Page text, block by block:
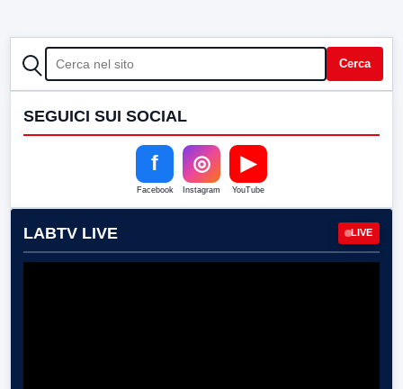
CERCA Cerca
SEGUICI SUI SOCIAL
f
Facebook
◎
Instagram
▶
YouTube
LABTV LIVE LIVE